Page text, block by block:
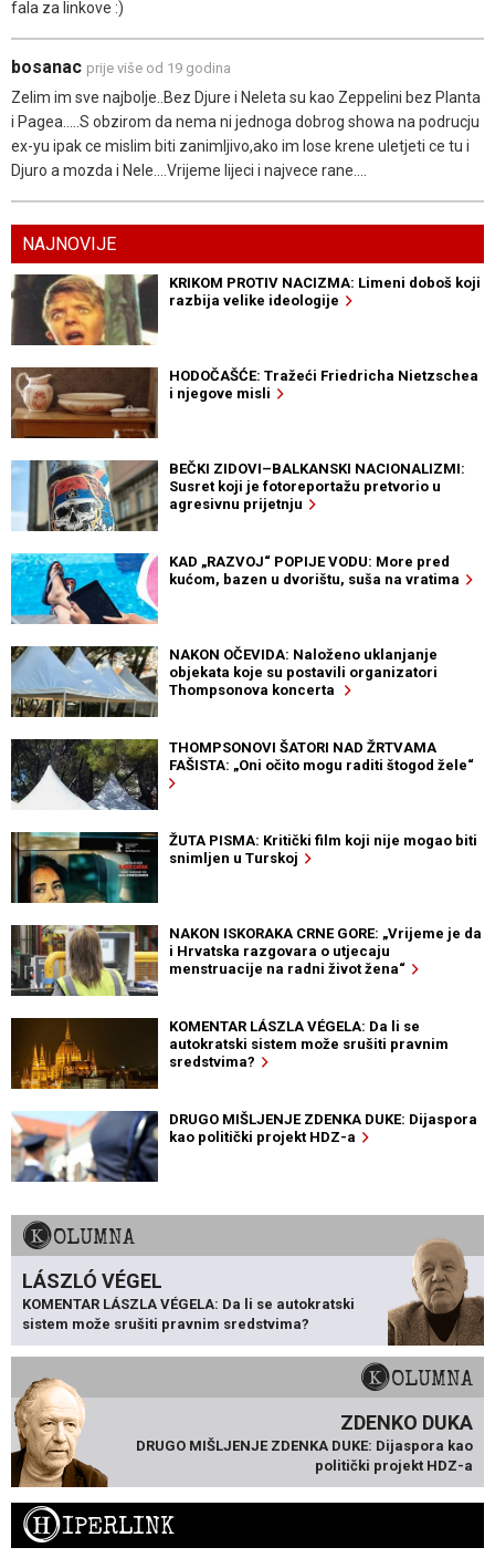
fala za linkove :)
bosanac prije više od 19 godina
Zelim im sve najbolje..Bez Djure i Neleta su kao Zeppelini bez Planta
i Pagea.....S obzirom da nema ni jednoga dobrog showa na podrucju
ex-yu ipak ce mislim biti zanimljivo,ako im lose krene uletjeti ce tu i
Djuro a mozda i Nele....Vrijeme lijeci i najvece rane....
NAJNOVIJE
KRIKOM PROTIV NACIZMA: Limeni doboš koji
razbija velike ideologije
HODOČAŠĆE: Tražeći Friedricha Nietzschea
i njegove misli
BEČKI ZIDOVI–BALKANSKI NACIONALIZMI:
Susret koji je fotoreportažu pretvorio u
agresivnu prijetnju
KAD „RAZVOJ“ POPIJE VODU: More pred
kućom, bazen u dvorištu, suša na vratima
NAKON OČEVIDA: Naloženo uklanjanje
objekata koje su postavili organizatori
Thompsonova koncerta
THOMPSONOVI ŠATORI NAD ŽRTVAMA
FAŠISTA: „Oni očito mogu raditi štogod žele“
ŽUTA PISMA: Kritički film koji nije mogao biti
snimljen u Turskoj
NAKON ISKORAKA CRNE GORE: „Vrijeme je da
i Hrvatska razgovara o utjecaju
menstruacije na radni život žena“
KOMENTAR LÁSZLA VÉGELA: Da li se
autokratski sistem može srušiti pravnim
sredstvima?
DRUGO MIŠLJENJE ZDENKA DUKE: Dijaspora
kao politički projekt HDZ-a
KOLUMNA
LÁSZLÓ VÉGEL
KOMENTAR LÁSZLA VÉGELA: Da li se autokratski
sistem može srušiti pravnim sredstvima?
KOLUMNA
ZDENKO DUKA
DRUGO MIŠLJENJE ZDENKA DUKE: Dijaspora kao
politički projekt HDZ-a
HIPERLINK